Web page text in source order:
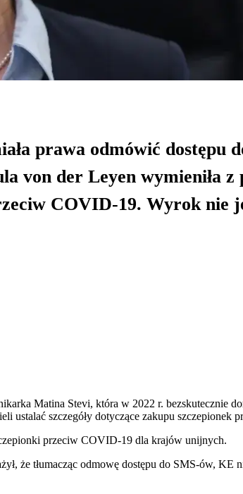
prawa odmówić dostępu
von der Leyen wymieniła z
COVID-19. Wyrok nie
Matina Stevi, która w 2022 r. bezskutecznie
szczegóły dotyczące zakupu szczepionek
przeciw COVID-19 dla krajów unijnych.
że tłumacząc odmowę dostępu do SMS-ów, KE